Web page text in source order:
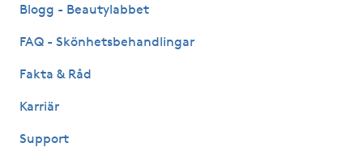
Melasma
Blogg - Beautylabbet
FAQ - Skönhetsbehandlingar
Fakta & Råd
Karriär
Support